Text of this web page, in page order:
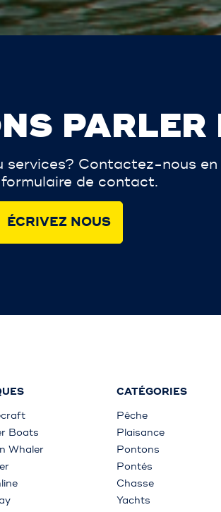
PARLER
Contactez-nous
de contact.
ÉCRIVEZ NOUS
Boats
Whaler
CATÉGORIES
Pêche
Plaisance
Pontons
Pontés
Chasse
Yachts